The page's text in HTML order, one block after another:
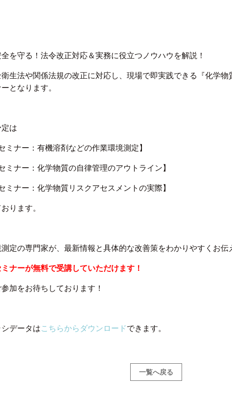
を守る！法令改正対応＆実務に役立つノウハウを解説！
生法や関係法規の改正に対応し、現場で即実践できる『化学物
となります。
は
ミナー：有機溶剤などの作業環境測定】
ミナー：化学物質の自律管理のアウトライン】
ミナー：化学物質リスクアセスメントの実際】
ります。
定の専門家が、最新情報と具体的な改善策をわかりやすくお伝
ナーが無料で受講していただけます！
加をお待ちしております！
シデータはこちらからダウンロードできます。
一覧へ戻る